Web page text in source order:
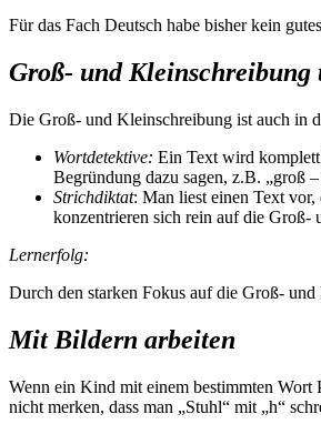
Für das Fach Deutsch habe bisher kein
Groß- und Kleinschreibung
Die Groß- und Kleinschreibung ist auch in
Wortdetektive: Ein Text wird
Begründung dazu sagen, z.B. „groß
Strichdiktat: Man liest einen Text vor,
konzentrieren sich rein auf die Groß-
Lernerfolg:
Durch den starken Fokus auf die Groß-
Mit Bildern arbeiten
Wenn ein Kind mit einem bestimmten Wort
nicht merken, dass man „Stuhl“ mit „h“